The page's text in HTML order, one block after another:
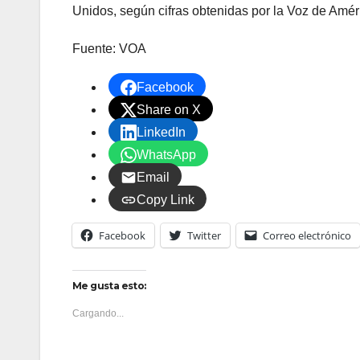
Unidos, según cifras obtenidas por la Voz de
Fuente: VOA
Facebook
Share on X
LinkedIn
WhatsApp
Email
Copy Link
Facebook Twitter Correo electrónico
Me gusta esto:
Cargando...